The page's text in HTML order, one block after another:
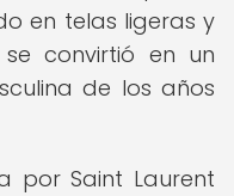
en telas ligeras y
convirtió en un
de los años
por Saint Laurent